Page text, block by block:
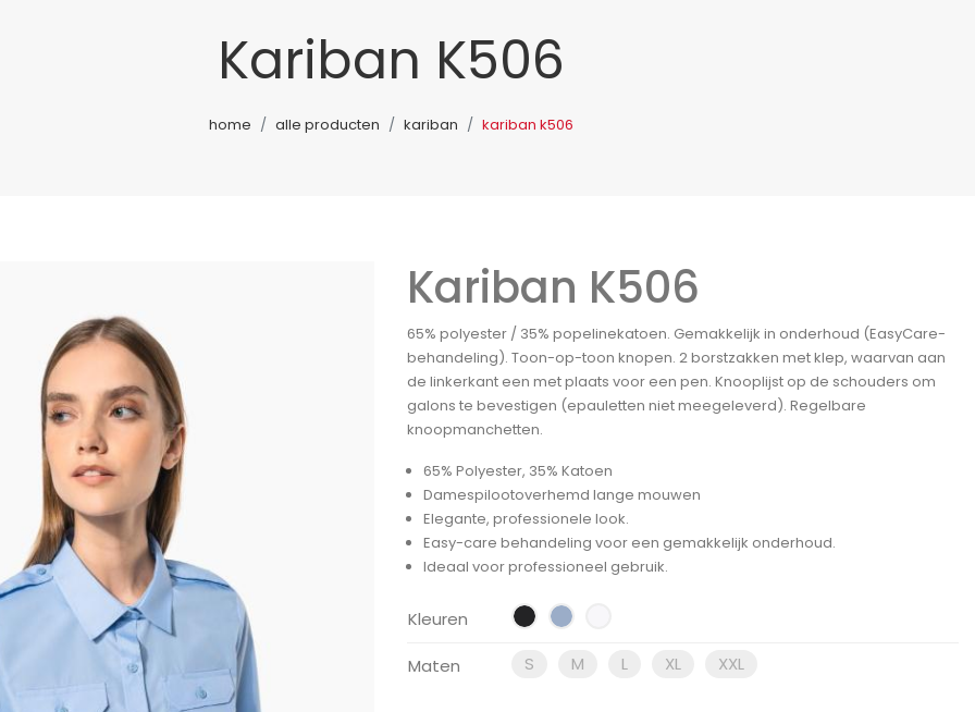
Kariban K506
home alle producten kariban kariban k506
Kariban K506
65% polyester / 35% popelinekatoen. Gemakkelijk in onderhoud (EasyCare-
behandeling). Toon-op-toon knopen. 2 borstzakken met klep, waarvan aan
de linkerkant een met plaats voor een pen. Knooplijst op de schouders om
galons te bevestigen (epauletten niet meegeleverd). Regelbare
knoopmanchetten.
65% Polyester, 35% Katoen
Damespilootoverhemd lange mouwen
Elegante, professionele look.
Easy-care behandeling voor een gemakkelijk onderhoud.
Ideaal voor professioneel gebruik.
Kleuren
Maten S M L XL XXL